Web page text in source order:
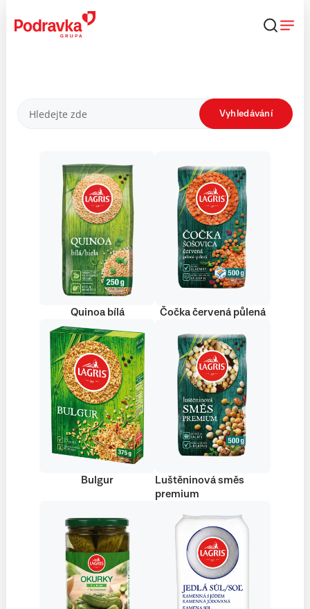
obsahu
Produkty Vyhledávání
Quinoa bílá Čočka červená půlená
Bulgur
Luštěninová směs
premium